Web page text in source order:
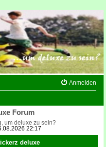
Anmelden
Forum
um deluxe zu sein?
22:17
deluxe